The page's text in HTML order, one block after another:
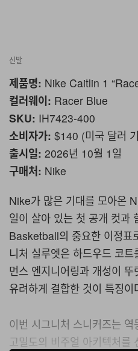
신발
제품명: Nike Caitlin 1
컬러웨이: Racer Blue
SKU: IH7423-400
소비자가: $140 (미국 달러
출시일: 2026년 10월 1일
구매처: Nike
Nike가 많은 기대를 모아온
일이 살아 있는 첫 공개 컷과
Basketball의 중요한 이정표
니처 실루엣은 하드우드 코
먼스 엔지니어링과 개성이
유려하게 결합한 것이 특징이
이번 시그니처 스니커즈는
고밀도의 비주얼 아키텍처를